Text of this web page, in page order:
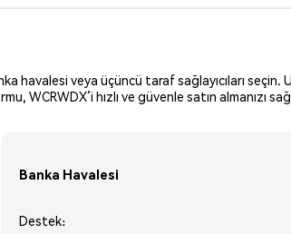
havalesi veya üçüncü taraf sağlayıcıları
WCRWDX’i hızlı ve güvenle satın almanızı
Banka Havalesi
Destek: